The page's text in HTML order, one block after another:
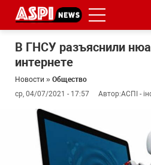
В ГНСУ разъяснили
интернете
Новости » Общество
ср, 04/07/2021 - 17:57
Автор:АСПІ -
#боротьба
з
корупцією
#гфс